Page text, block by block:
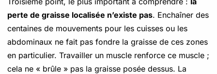
perte de graisse localisée n’existe pas. Enchaîner des
centaines de mouvements pour les cuisses ou les
abdominaux ne fait pas fondre la graisse de ces zones
en particulier. Travailler un muscle renforce ce muscle ;
cela ne « brûle » pas la graisse posée dessus. La